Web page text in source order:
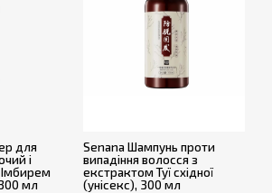
для
і
мл
Senana Шампунь проти
випадіння волосся з
екстрактом Туї східної
(унісекс), 300 мл